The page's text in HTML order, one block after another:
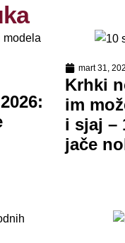
mart 31,
Krhki
im
i sjaj –
jače